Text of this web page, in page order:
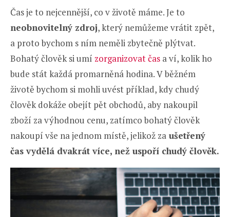
Čas je to nejcennější, co v životě máme. Je to
neobnovitelný zdroj, který nemůžeme vrátit zpět,
a proto bychom s ním neměli zbytečně plýtvat.
Bohatý člověk si umí zorganizovat čas a ví, kolik ho
bude stát každá promarněná hodina. V běžném
životě bychom si mohli uvést příklad, kdy chudý
člověk dokáže obejít pět obchodů, aby nakoupil
zboží za výhodnou cenu, zatímco bohatý člověk
nakoupí vše na jednom místě, jelikož za ušetřený
čas vydělá dvakrát více, než uspoří chudý člověk.